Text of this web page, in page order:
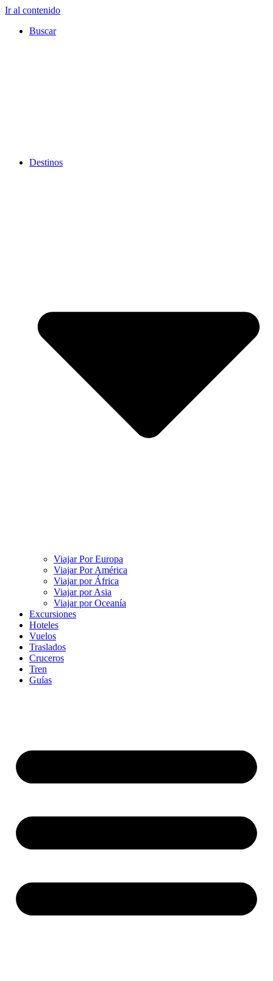
Ir al contenido
Buscar
Destinos
Viajar Por Europa
Viajar Por América
Viajar por África
Viajar por Asia
Viajar por Oceanía
Excursiones
Hoteles
Vuelos
Traslados
Cruceros
Tren
Guías